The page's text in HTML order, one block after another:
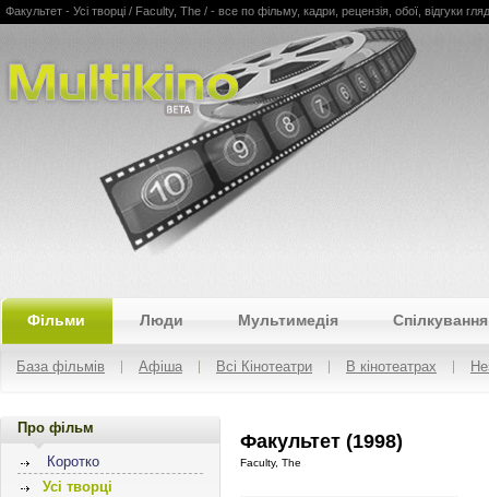
Multikino
Факультет - Усі творці / Faculty, The / - все по фільму, кадри, рецензія, обої, відгуки
Фільми Люди Мультимедія Спілкування
База фільмів Афіша Всі Кінотеатри В кінотеатрах
Про фільм
Коротко
Усі творці
Факультет (1998)
Faculty, The